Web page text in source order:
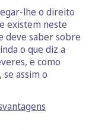
lhe o direito
existem neste
deve saber sobre
o que diz a
e como
assim o